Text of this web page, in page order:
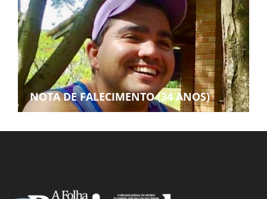
NOTA DE FALECIMENTO (34 ANOS)